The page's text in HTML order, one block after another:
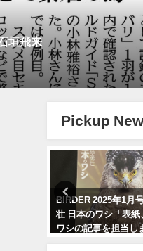
垣飛来
Pickup
BIRDER 2025年1月
壮 日本のワシ「表紙
ワシの記事を担当し